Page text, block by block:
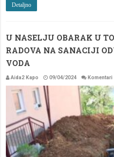
Detaljno
U NASELJU OBARAK U
RADOVA NA SANACIJI
VODA
Aida2 Kapo 09/04/2024